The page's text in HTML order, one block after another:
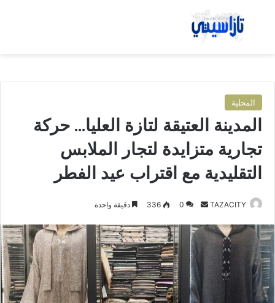
بحث عن
المحلية
المدينة العتيقة لتازة العليا… حركة
تجارية متزايدة لتجار الملابس
التقليدية مع اقتراب عيد الفطر
TAZACITY
س
ل
ب
0
336 دقيقة واحدة